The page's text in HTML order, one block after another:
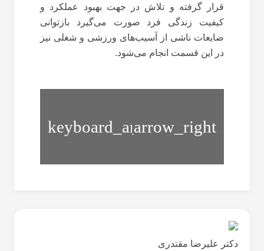
قرار گرفته و تلاش در جهت بهبود عملکرد و
کیفیت زندگی فرد صورت می‌گیرد بازتوانی
ضایعات ناشی از آسیب‌های ورزشی و شغلی نیز
در این قسمت انجام می‌شود.
های
صحیح
لیزر
درمانی
دکتر علیرضا مقتدری